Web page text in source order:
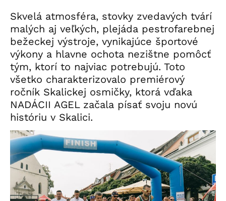
Skvelá atmosféra, stovky zvedavých tvárí
malých aj veľkých, plejáda pestrofarebnej
bežeckej výstroje, vynikajúce športové
výkony a hlavne ochota nezištne pomôcť
tým, ktorí to najviac potrebujú. Toto
všetko charakterizovalo premiérový
ročník Skalickej osmičky, ktorá vďaka
NADÁCII AGEL začala písať svoju novú
históriu v Skalici.